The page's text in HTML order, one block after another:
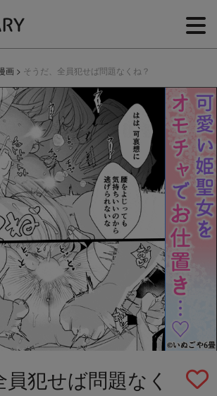
画 > そうだ、全員犯せば問題なくね？
犯せば問題なく